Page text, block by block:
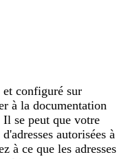
configuré sur
à la documentation
se peut que votre
autorisées à
à ce que les adresses